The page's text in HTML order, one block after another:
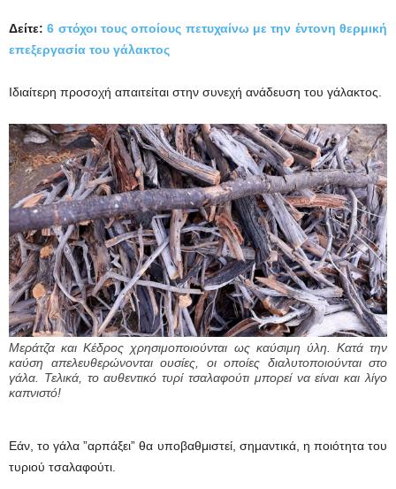
Δείτε:6 στόχοι τους οποίους πετυχαίνω με την έντονη θερμική
επεξεργασία του γάλακτος
Ιδιαίτερη προσοχή απαιτείται στην συνεχή ανάδευση του γάλακτος.
Μεράτζα και Κέδρος χρησιμοποιούνται ως καύσιμη ύλη. Κατά την
καύση απελευθερώνονται ουσίες, οι οποίες διαλυτοποιούνται στο
γάλα. Τελικά, το αυθεντικό τυρί τσαλαφούτι μπορεί να είναι και λίγο
καπνιστό!
Εάν, το γάλα ”αρπάξει” θα υποβαθμιστεί, σημαντικά, η ποιότητα του
τυριού τσαλαφούτι.